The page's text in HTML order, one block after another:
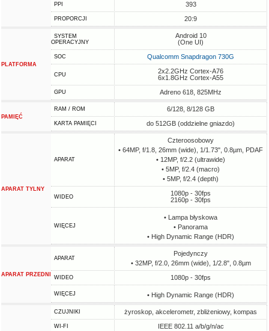
PPI 393
PROPORCJI 20:9
PLATFORMA
SYSTEM
OPERACYJNY
Android 10
(One UI)
SOC Qualcomm Snapdragon 730G
CPU
2x2.2GHz Cortex-A76
6x1.8GHz Cortex-A55
GPU Adreno 618, 825MHz
PAMIĘĆ
RAM / ROM 6/128, 8/128 GB
KARTA PAMIĘCI do 512GB (oddzielne gniazdo)
APARAT TYLNY
APARAT
Czteroosobowy
• 64MP, f/1.8, 26mm (wide), 1/1.73", 0.8µm, PDAF
• 12MP, f/2.2 (ultrawide)
• 5MP, f/2.4 (macro)
• 5MP, f/2.4 (depth)
WIDEO
1080p - 30fps
2160p - 30fps
WIĘCEJ
• Lampa błyskowa
• Panorama
• High Dynamic Range (HDR)
APARAT PRZEDNI
APARAT
Pojedynczy
• 32MP, f/2.0, 26mm (wide), 1/2.8", 0.8µm
WIDEO 1080p - 30fps
WIĘCEJ • High Dynamic Range (HDR)
CZUJNIKI żyroskop, akcelerometr, zbliżeniowy, kompas
WI-FI IEEE 802.11 a/b/g/n/ac